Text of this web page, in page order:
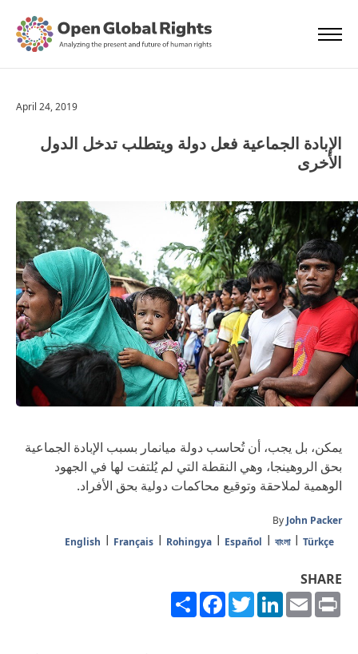
April 24, 2019
الإبادة الجماعية فعل دولة ويتطلب تدخل الدول
الأخرى
يمكن، بل يجب، أن تُحاسب دولة ميانمار بسبب الإبادة الجماعية
بحق الروهينجا، وهي النقطة التي لم يُلتفت لها في الجهود
الوهمية لملاحقة وتوقيع محاكمات دولية بحق الأفراد.
By John Packer
English
Français Rohingya Español বাংলা Türkçe
SHARE
Share
FacebookTwitterLinkedInEmailPrint